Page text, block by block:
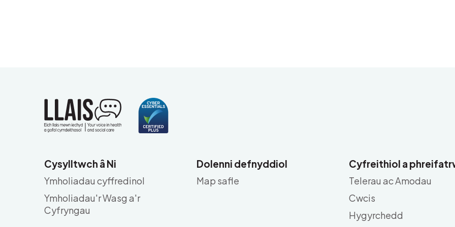
Cysylltwch â Ni
Ymholiadau cyffredinol
Ymholiadau'r Wasg a'r
Cyfryngau
Dolenni defnyddiol
Map safle
Cyfreithiol a
Telerau ac Amodau
Cwcis
Hygyrchedd